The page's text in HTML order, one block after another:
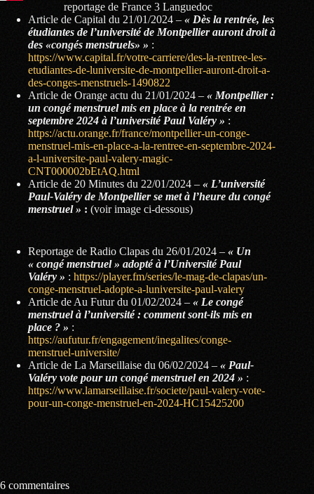
reportage de France 3 Languedoc
Article de Capital du 21/01/2024 –« Dès la rentrée, les
étudiantes de l’université de Montpellier auront droit à
des «congés menstruels» » :
https://www.capital.fr/votre-carriere/des-la-rentree-les-
etudiantes-de-luniversite-de-montpellier-auront-droit-a-
des-conges-menstruels-1490822
Article de Orange actu du 21/01/2024 – « Montpellier :
un congé menstruel mis en place à la rentrée en
septembre 2024 à l’université Paul Valéry » :
https://actu.orange.fr/france/montpellier-un-conge-
menstruel-mis-en-place-a-la-rentree-en-septembre-2024-
a-l-universite-paul-valery-magic-
CNT000002bEtAQ.html
Article de 20 Minutes du 22/01/2024 –« L’université
Paul-Valéry de Montpellier se met à l’heure du congé
menstruel » : (voir image ci-dessous)
Reportage de Radio Clapas du 26/01/2024 – « Un
« congé menstruel » adopté à l’Université Paul
Valéry » : https://player.fm/series/le-mag-de-clapas/un-
conge-menstruel-adopte-a-luniversite-paul-valery
Article de Au Futur du 01/02/2024 – « Le congé
menstruel à l’université : comment sont-ils mis en
place ? » :
https://aufutur.fr/engagement/inegalites/conge-
menstruel-universite/
Article de La Marseillaise du 06/02/2024 – « Paul-
Valéry vote pour un congé menstruel en 2024 » :
https://www.lamarseillaise.fr/societe/paul-valery-vote-
pour-un-conge-menstruel-en-2024-HC15425200
6 commentaires